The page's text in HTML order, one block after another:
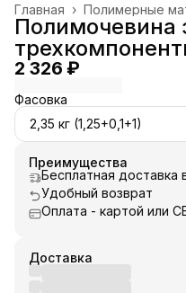
Полимерные
Главная ›
Полимочевина
2 326 ₽
Фасовка
2,35 кг (1,25+0,1+1)
Преимущества
Бесплатная доставка
Удобный возврат
Оплата - картой или
Доставка